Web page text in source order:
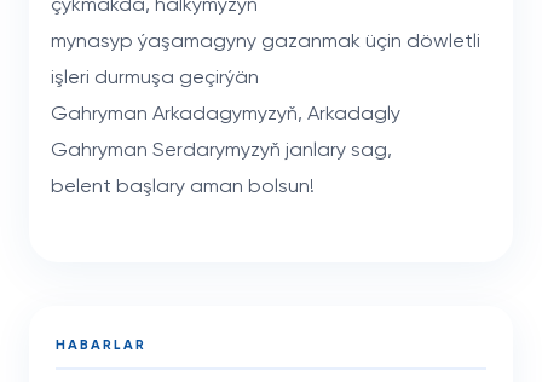
mynasyp ýaşamagyny gazanmak üçin döwletli
işleri durmuşa geçirýän
Gahryman Arkadagymyzyň, Arkadagly
Gahryman Serdarymyzyň janlary sag,
belent başlary aman bolsun!
HABARLAR